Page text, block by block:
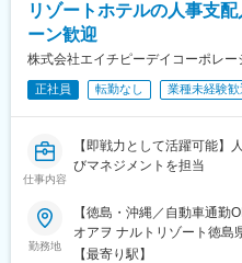
リゾートホテルの人事支
ーン歓迎
株式会社エイチピーデイコーポレー
正社員 転勤なし 業種未経験歓
仕事内容
【即戦力として活躍可能】
びマネジメントを担当
勤務地
【徳島・沖縄／自動車通勤
オアヲ ナルトリゾート徳島
ネッサンスリゾート オキ
【最寄り駅】